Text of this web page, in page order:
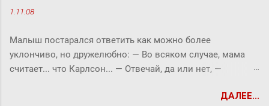
1.11.08
Малыш постарался ответить как можно более
уклончиво, но дружелюбно: ― Во всяком случае, мама
считает... что Карлсон... ― Отвечай, да или нет, ―
Карлсон должен у нас обедать? ― Во всяком случае, она
ДАЛЕЕ...